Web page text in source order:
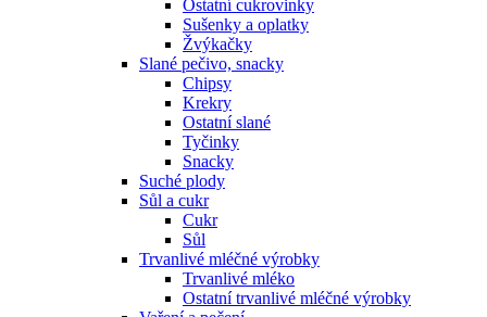
Ostatní cukrovinky
Sušenky a oplatky
Žvýkačky
Slané pečivo, snacky
Chipsy
Krekry
Ostatní slané
Tyčinky
Snacky
Suché plody
Sůl a cukr
Cukr
Sůl
Trvanlivé mléčné výrobky
Trvanlivé mléko
Ostatní trvanlivé mléčné výrobky